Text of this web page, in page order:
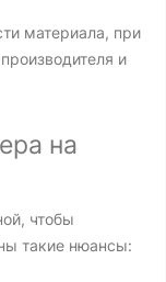
материала, при
и
на
чтобы
такие нюансы: